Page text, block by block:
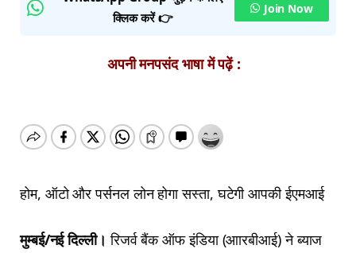
क्लिक करें 👉
Join Now
अपनी मनपसंद भाषा में पढ़ें :
होम, ऑटो और पर्सनल लोन होगा सस्ता, घटेगी आपकी ईएमआई
मुम्बई/नई दिल्ली। रिजर्व बैंक ऑफ इंडिया (आारबीआई) ने ब्याज